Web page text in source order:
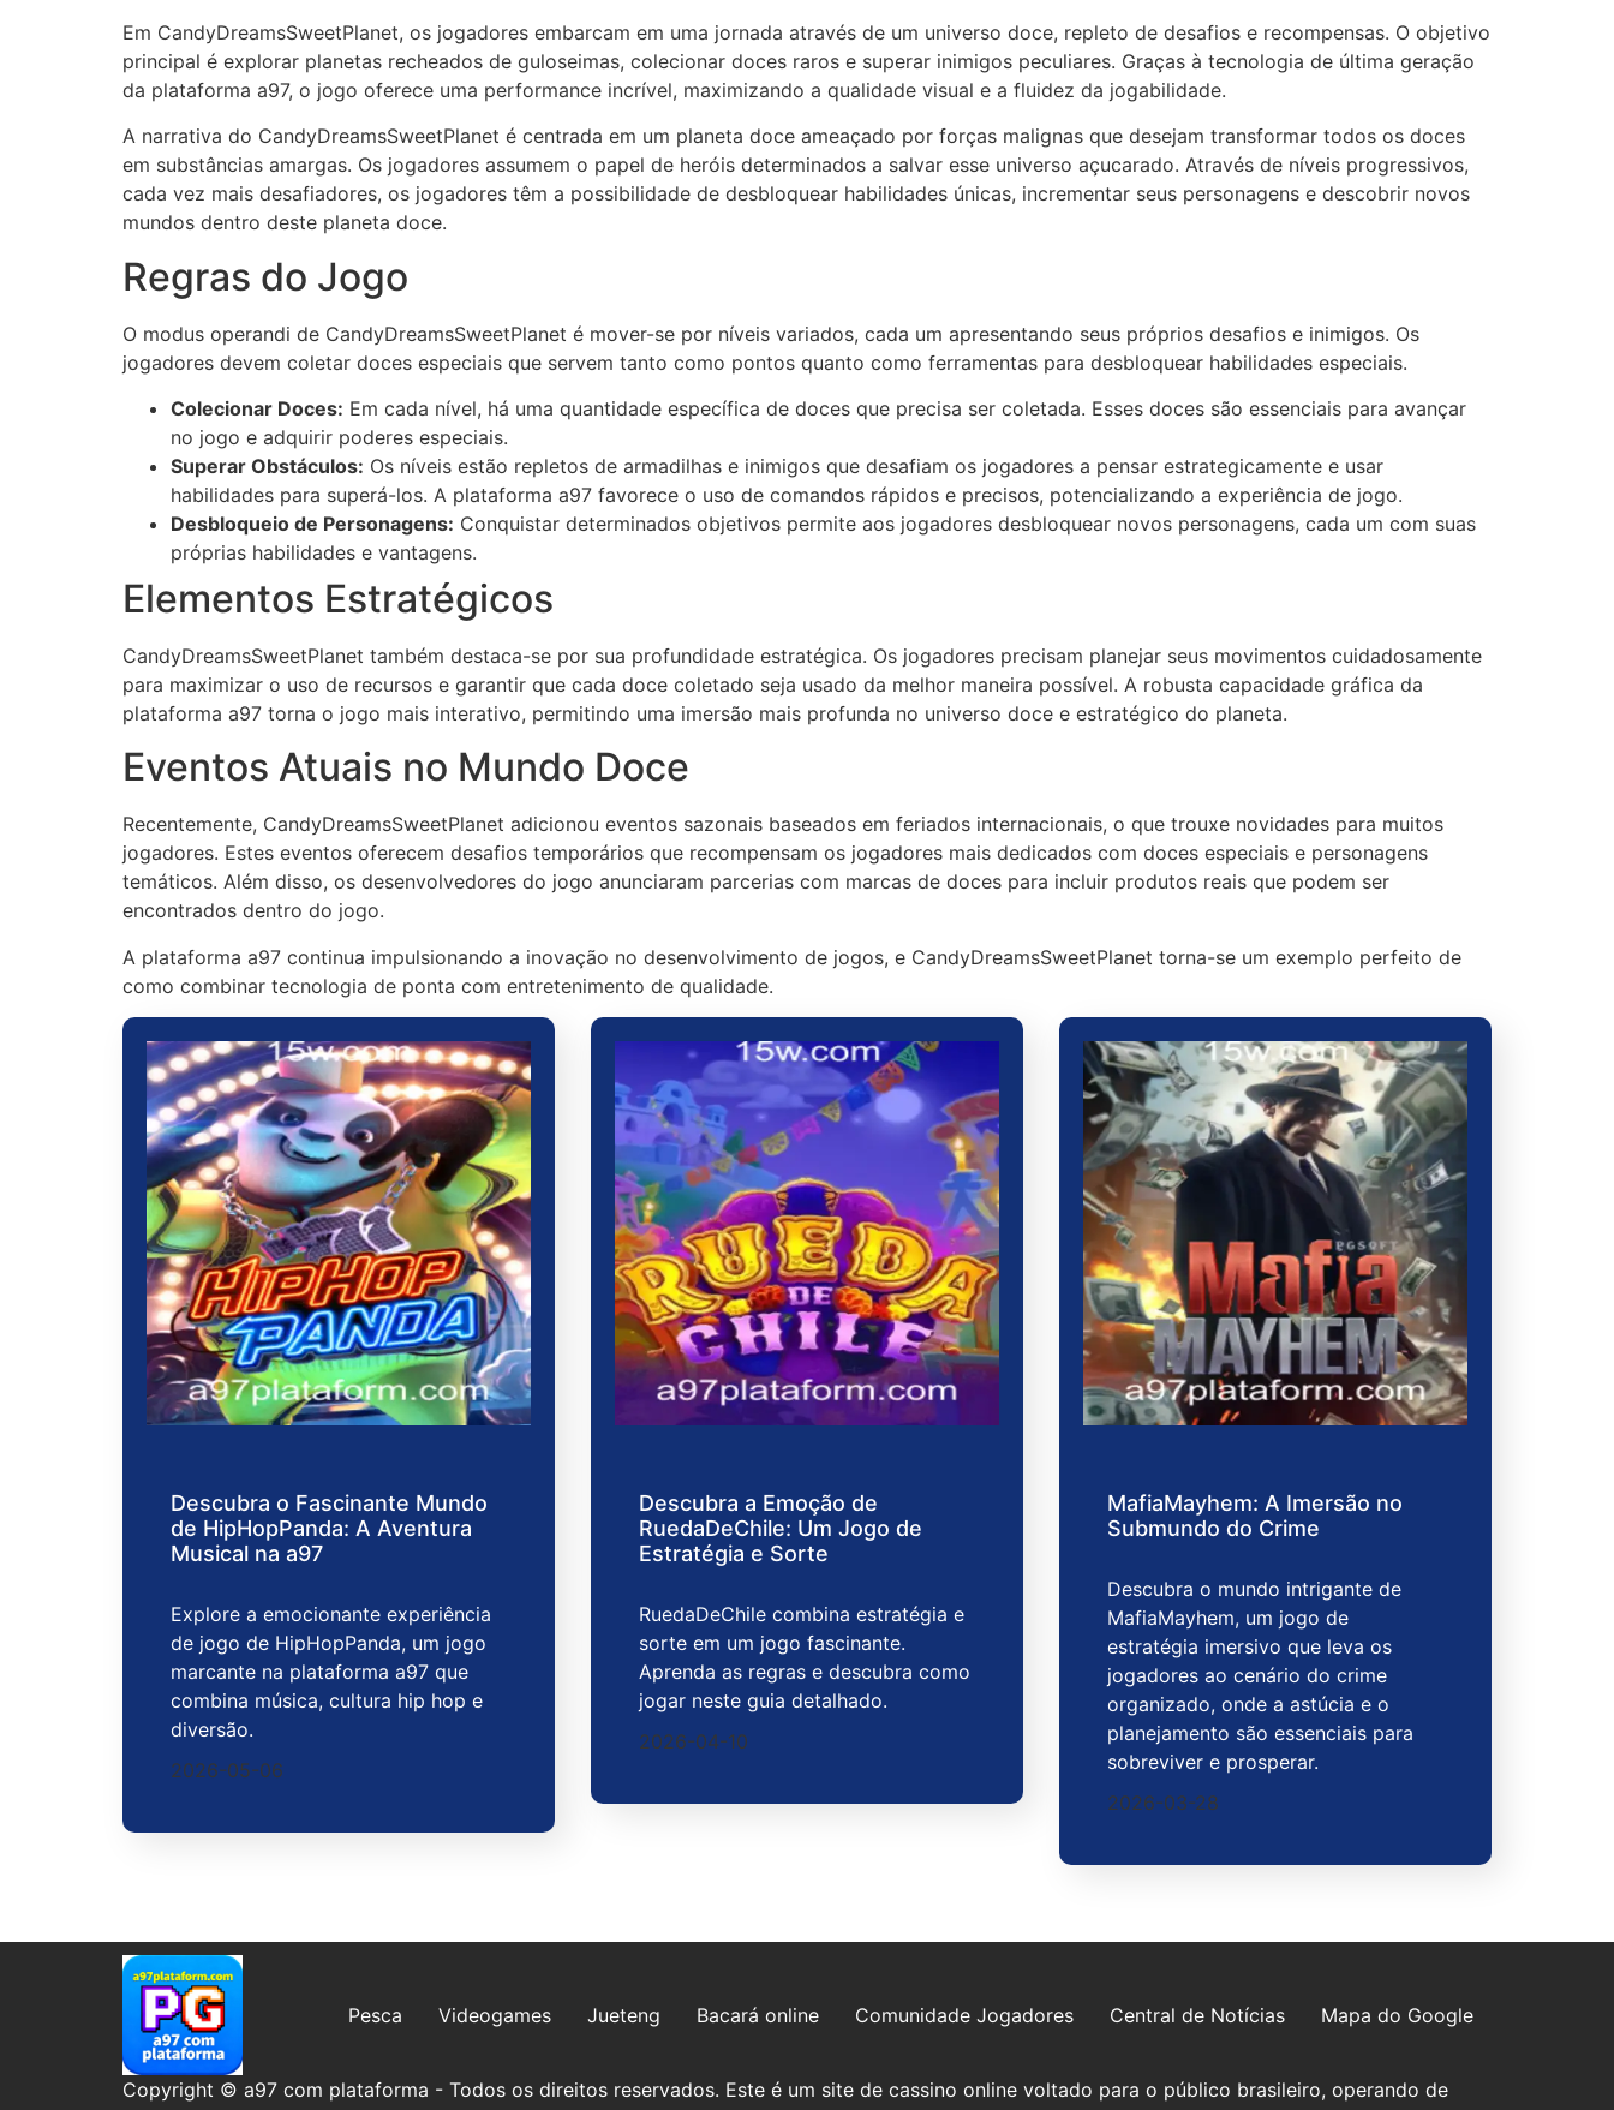
Em CandyDreamsSweetPlanet, os jogadores embarcam em uma jornada através de um universo doce, repleto de desafios e recompensas. O objetivo
principal é explorar planetas recheados de guloseimas, colecionar doces raros e superar inimigos peculiares. Graças à tecnologia de última geração
da plataforma a97, o jogo oferece uma performance incrível, maximizando a qualidade visual e a fluidez da jogabilidade.
A narrativa do CandyDreamsSweetPlanet é centrada em um planeta doce ameaçado por forças malignas que desejam transformar todos os doces
em substâncias amargas. Os jogadores assumem o papel de heróis determinados a salvar esse universo açucarado. Através de níveis progressivos,
cada vez mais desafiadores, os jogadores têm a possibilidade de desbloquear habilidades únicas, incrementar seus personagens e descobrir novos
mundos dentro deste planeta doce.
Regras do Jogo
O modus operandi de CandyDreamsSweetPlanet é mover-se por níveis variados, cada um apresentando seus próprios desafios e inimigos. Os
jogadores devem coletar doces especiais que servem tanto como pontos quanto como ferramentas para desbloquear habilidades especiais.
Colecionar Doces: Em cada nível, há uma quantidade específica de doces que precisa ser coletada. Esses doces são essenciais para avançar
no jogo e adquirir poderes especiais.
Superar Obstáculos: Os níveis estão repletos de armadilhas e inimigos que desafiam os jogadores a pensar estrategicamente e usar
habilidades para superá-los. A plataforma a97 favorece o uso de comandos rápidos e precisos, potencializando a experiência de jogo.
Desbloqueio de Personagens: Conquistar determinados objetivos permite aos jogadores desbloquear novos personagens, cada um com suas
próprias habilidades e vantagens.
Elementos Estratégicos
CandyDreamsSweetPlanet também destaca-se por sua profundidade estratégica. Os jogadores precisam planejar seus movimentos cuidadosamente
para maximizar o uso de recursos e garantir que cada doce coletado seja usado da melhor maneira possível. A robusta capacidade gráfica da
plataforma a97 torna o jogo mais interativo, permitindo uma imersão mais profunda no universo doce e estratégico do planeta.
Eventos Atuais no Mundo Doce
Recentemente, CandyDreamsSweetPlanet adicionou eventos sazonais baseados em feriados internacionais, o que trouxe novidades para muitos
jogadores. Estes eventos oferecem desafios temporários que recompensam os jogadores mais dedicados com doces especiais e personagens
temáticos. Além disso, os desenvolvedores do jogo anunciaram parcerias com marcas de doces para incluir produtos reais que podem ser
encontrados dentro do jogo.
A plataforma a97 continua impulsionando a inovação no desenvolvimento de jogos, e CandyDreamsSweetPlanet torna-se um exemplo perfeito de
como combinar tecnologia de ponta com entretenimento de qualidade.
Descubra o Fascinante Mundo
de HipHopPanda: A Aventura
Musical na a97
Explore a emocionante experiência
de jogo de HipHopPanda, um jogo
marcante na plataforma a97 que
combina música, cultura hip hop e
diversão.
2026-05-06
Descubra a Emoção de
RuedaDeChile: Um Jogo de
Estratégia e Sorte
RuedaDeChile combina estratégia e
sorte em um jogo fascinante.
Aprenda as regras e descubra como
jogar neste guia detalhado.
2026-04-10
MafiaMayhem: A Imersão no
Submundo do Crime
Descubra o mundo intrigante de
MafiaMayhem, um jogo de
estratégia imersivo que leva os
jogadores ao cenário do crime
organizado, onde a astúcia e o
planejamento são essenciais para
sobreviver e prosperar.
2026-03-28
Pesca Videogames Jueteng Bacará online Comunidade Jogadores Central de Notícias Mapa do Google
Copyright © a97 com plataforma - Todos os direitos reservados. Este é um site de cassino online voltado para o público brasileiro, operando de